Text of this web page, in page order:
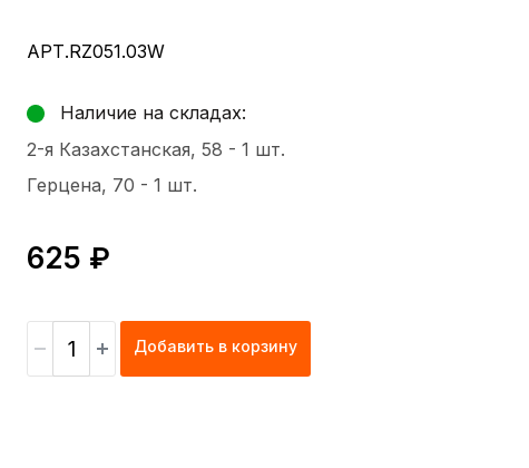
АРТ.RZ051.03W
Наличие на складах:
2-я Казахстанская, 58 - 1 шт.
Герцена, 70 - 1 шт.
625 ₽
Добавить в корзину